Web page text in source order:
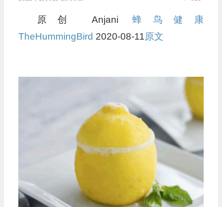
原创 Anjani蜂鸟健康
TheHummingBird 2020-08-11原文